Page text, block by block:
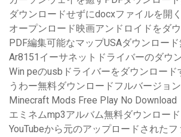
ダウンロードせずにdocxファイルを開く
オープンロード映画アンドロイドをダ
PDF編集可能なマップUSAダウンロー
Ar8151イーサネットドライバーのダウ
Win peのusbドライバーをダウンロード
うわー無料ダウンロードフルバージョ
Minecraft Mods Free Play No Download
エミネムmp3アルバム無料ダウンロード
YouTubeから元のアップロードされた